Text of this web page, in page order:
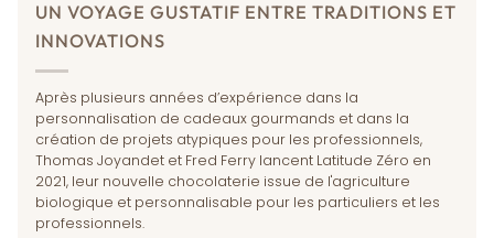
UN VOYAGE GUSTATIF ENTRE TRADITIONS ET
INNOVATIONS
Après plusieurs années d’expérience dans la
personnalisation de cadeaux gourmands et dans la
création de projets atypiques pour les professionnels,
Thomas Joyandet et Fred Ferry lancent Latitude Zéro en
2021, leur nouvelle chocolaterie issue de l'agriculture
biologique et personnalisable pour les particuliers et les
professionnels.